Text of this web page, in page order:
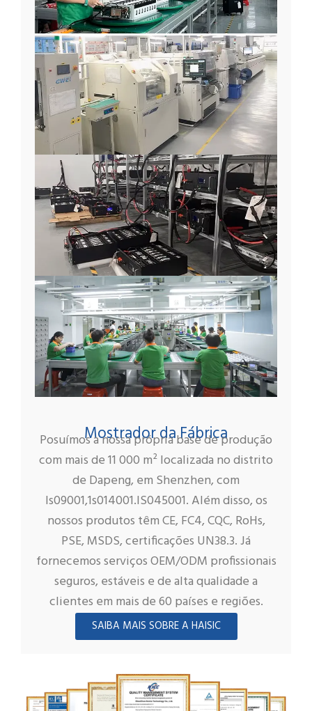
Mostrador da Fábrica
Posuímos a nossa própria base de produção
com mais de 11 000 m² localizada no distrito
de Dapeng, em Shenzhen, com
ls09001,1s014001.IS045001. Além disso, os
nossos produtos têm CE, FC4, CQC, RoHs,
PSE, MSDS, certificações UN38.3. Já
fornecemos serviços OEM/ODM profissionais
seguros, estáveis e de alta qualidade a
clientes em mais de 60 países e regiões.
SAIBA MAIS SOBRE A HAISIC